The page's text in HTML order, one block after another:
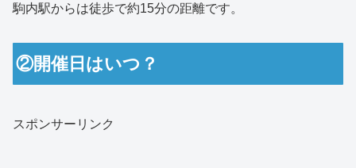
駒内駅からは徒歩で約15分の距離です。
②開催日はいつ？
スポンサーリンク